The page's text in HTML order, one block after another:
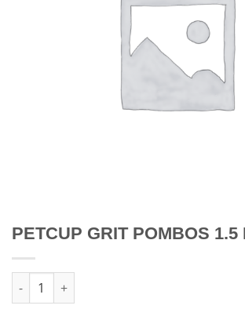
PETCUP GRIT POMBOS 1.5
Quantidade de PETCUP GRIT POMBOS 1.5 KG